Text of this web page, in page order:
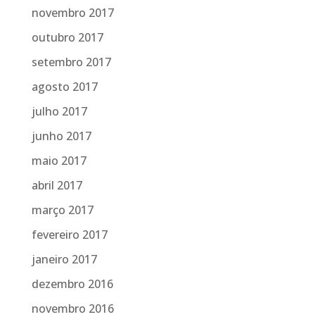
novembro 2017
outubro 2017
setembro 2017
agosto 2017
julho 2017
junho 2017
maio 2017
abril 2017
março 2017
fevereiro 2017
janeiro 2017
dezembro 2016
novembro 2016